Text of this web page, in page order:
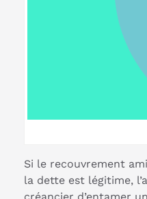
Si le recouvrement
la dette est légitime,